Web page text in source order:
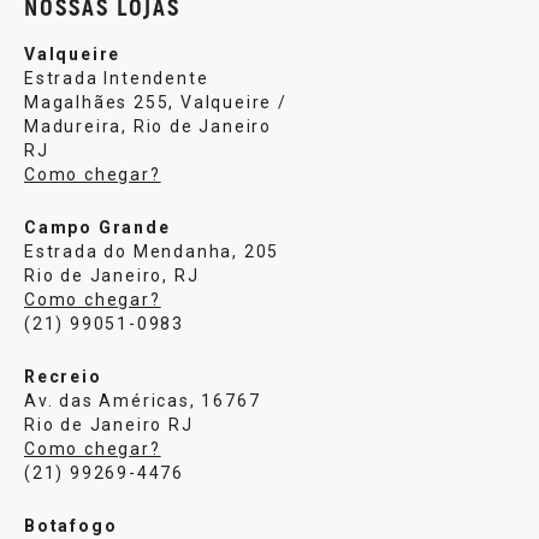
Valqueire
Estrada Intendente
Magalhães 255, Valqueire /
Madureira, Rio de Janeiro
RJ
Como chegar?
Campo Grande
Estrada do Mendanha, 205
Rio de Janeiro, RJ
Como chegar?
(21) 99051-0983
Recreio
Av. das Américas, 16767
Rio de Janeiro RJ
Como chegar?
(21) 99269-4476
Botafogo